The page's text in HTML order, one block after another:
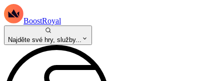
BoostRoyal
Najděte své hry, služby...